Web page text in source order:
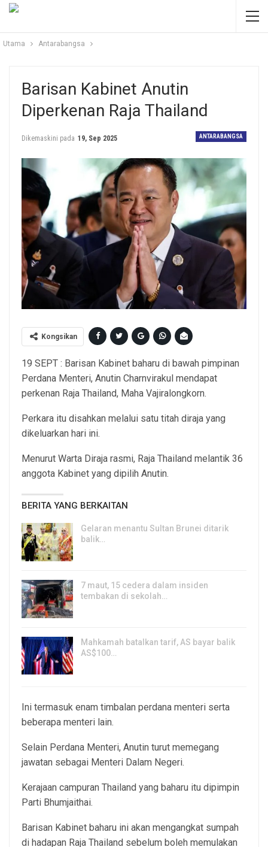
Utama Antarabangsa
Barisan Kabinet Anutin
Diperkenan Raja Thailand
ANTARABANGSA
Dikemaskini pada 19, Sep 2025
Kongsikan
19 SEPT : Barisan Kabinet baharu di bawah pimpinan
Perdana Menteri, Anutin Charnvirakul mendapat
perkenan Raja Thailand, Maha Vajiralongkorn.
Perkara itu disahkan melalui satu titah diraja yang
dikeluarkan hari ini.
Menurut Warta Diraja rasmi, Raja Thailand melantik 36
anggota Kabinet yang dipilih Anutin.
BERITA YANG BERKAITAN
Gelaran menantu Sultan Brunei ditarik
balik…
7 maut, 15 cedera dalam insiden
tembakan di sekolah…
Mahkamah batalkan tarif, AS bayar balik
AS$100…
Ini termasuk enam timbalan perdana menteri serta
beberapa menteri lain.
Selain Perdana Menteri, Anutin turut memegang
jawatan sebagai Menteri Dalam Negeri.
Kerajaan campuran Thailand yang baharu itu dipimpin
Parti Bhumjaithai.
Barisan Kabinet baharu ini akan mengangkat sumpah
di hadapan Raja Thailand sebelum boleh memulakan